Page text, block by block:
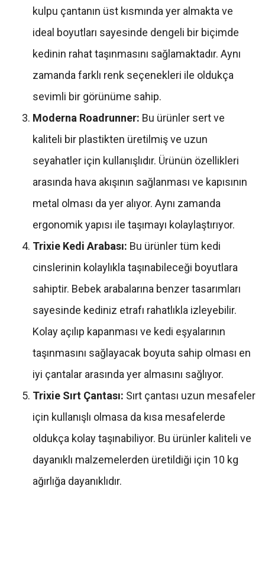
kulpu çantanın üst kısmında yer almakta ve
ideal boyutları sayesinde dengeli bir biçimde
kedinin rahat taşınmasını sağlamaktadır. Aynı
zamanda farklı renk seçenekleri ile oldukça
sevimli bir görünüme sahip.
Moderna Roadrunner: Bu ürünler sert ve
kaliteli bir plastikten üretilmiş ve uzun
seyahatler için kullanışlıdır. Ürünün özellikleri
arasında hava akışının sağlanması ve kapısının
metal olması da yer alıyor. Aynı zamanda
ergonomik yapısı ile taşımayı kolaylaştırıyor.
Trixie Kedi Arabası: Bu ürünler tüm kedi
cinslerinin kolaylıkla taşınabileceği boyutlara
sahiptir. Bebek arabalarına benzer tasarımları
sayesinde kediniz etrafı rahatlıkla izleyebilir.
Kolay açılıp kapanması ve kedi eşyalarının
taşınmasını sağlayacak boyuta sahip olması en
iyi çantalar arasında yer almasını sağlıyor.
Trixie Sırt Çantası: Sırt çantası uzun mesafeler
için kullanışlı olmasa da kısa mesafelerde
oldukça kolay taşınabiliyor. Bu ürünler kaliteli ve
dayanıklı malzemelerden üretildiği için 10 kg
ağırlığa dayanıklıdır.